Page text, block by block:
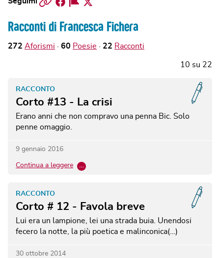
Racconti di Francesca Fichera
272 Aforismi 60 Poesie 22 Racconti
10 su 22
Corto #13 - La crisi
RACCONTO
Erano anni che non compravo una penna Bic. Solo
penne omaggio.
9 gennaio 2016
Continua a leggere …
Corto # 12 - Favola breve
RACCONTO
Lui era un lampione, lei una strada buia. Unendosi
fecero la notte, la più poetica e malinconica(…)
30 ottobre 2014